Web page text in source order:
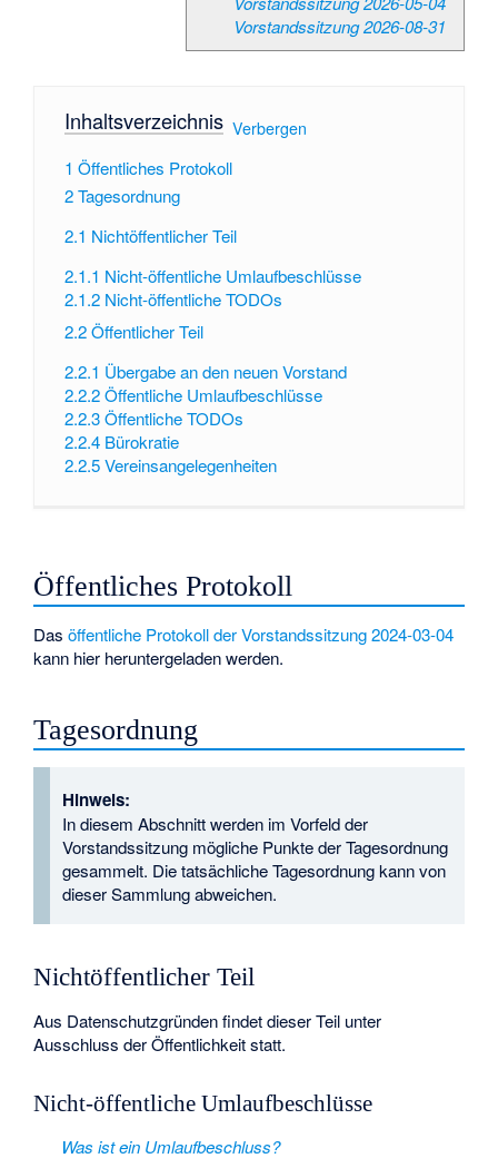
Vorstandssitzung 2026-08-31
Inhaltsverzeichnis[ Verbergen
1 Öffentliches Protokoll
2Tagesordnung
2.1 Nichtöffentlicher Teil
2.1.1 Nicht-öffentliche Umlaufbeschlüsse
2.1.2 Nicht-öffentliche TODOs
2.2Öffentlicher Teil
2.2.1 Übergabe an den neuen Vorstand
2.2.2Öffentliche Umlaufbeschlüsse
2.2.3Öffentliche TODOs
2.2.4 Bürokratie
2.2.5Vereinsangelegenheiten
Öffentliches Protokoll
Dasöffentliche Protokoll der Vorstandssitzung 2024-03-04
kann hier heruntergeladen werden.
Tagesordnung
Hinweis:
In diesem Abschnitt werden im Vorfeld der
Vorstandssitzung mögliche Punkte der Tagesordnung
gesammelt. Die tatsächliche Tagesordnung kann von
dieser Sammlung abweichen.
Nichtöffentlicher Teil
Aus Datenschutzgründen findet dieser Teil unter
Ausschluss der Öffentlichkeit statt.
Nicht-öffentliche Umlaufbeschlüsse
Was ist ein Umlaufbeschluss?